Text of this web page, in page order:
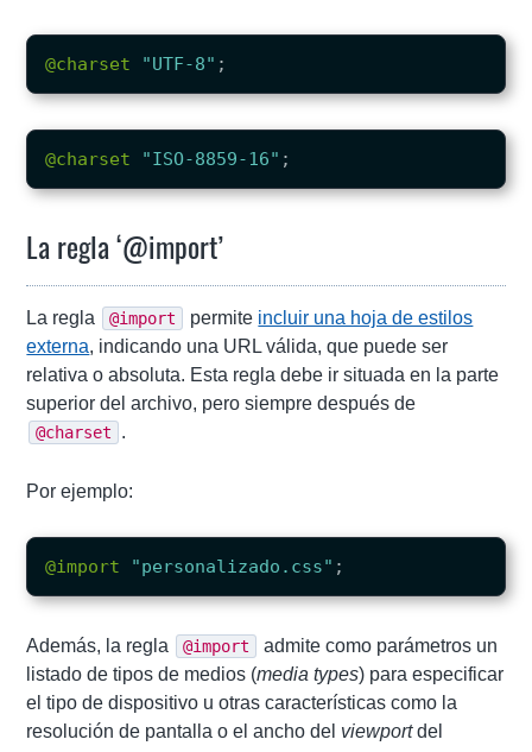
@charset "UTF-8" ;
@charset "ISO-8859-16" ;
La regla ‘@import’
La regla @import permite incluir una hoja de estilos
externa, indicando una URL válida, que puede ser
relativa o absoluta. Esta regla debe ir situada en la parte
superior del archivo, pero siempre después de
@charset .
Por ejemplo:
@import "personalizado.css" ;
Además, la regla @import
admite como parámetros un
listado de tipos de medios (media types) para especificar
el tipo de dispositivo u otras características como la
resolución de pantalla o el ancho del viewportdel